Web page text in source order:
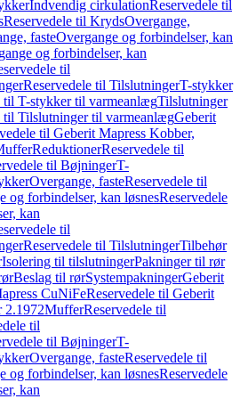
Indvendig cirkulationReservedele til
Reservedele til KrydsOvergange,
fasteOvergange og forbindelser, kan
og forbindelser, kan
til
Reservedele til TilslutningerT-stykker
til T-stykker til varmeanlægTilslutninger
til Tilslutninger til varmeanlægGeberit
til Geberit Mapress Kobber,
ReduktionerReservedele til
til BøjningerT-
Overgange, fasteReservedele til
og forbindelser, kan løsnesReservedele
kan
til
Reservedele til TilslutningerTilbehør
Isolering til tilslutningerPakninger til rør
Beslag til rørSystempakningerGeberit
CuNiFeReservedele til Geberit
2.1972MufferReservedele til
til
til BøjningerT-
Overgange, fasteReservedele til
og forbindelser, kan løsnesReservedele
kan